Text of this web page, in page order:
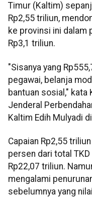
Timur (Kaltim)
Rp2,55 triliun,
ke provinsi ini dalam
Rp3,1 triliun.
"Sisanya yang
pegawai, belanja
bantuan sosial," kata
Jenderal
Kaltim Edih Mulyadi
Capaian Rp2,55
persen dari total
Rp22,07 triliun.
mengalami
sebelumnya yang